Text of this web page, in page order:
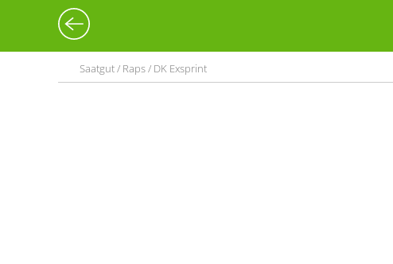
Saatgut / Raps / DK Exsprint